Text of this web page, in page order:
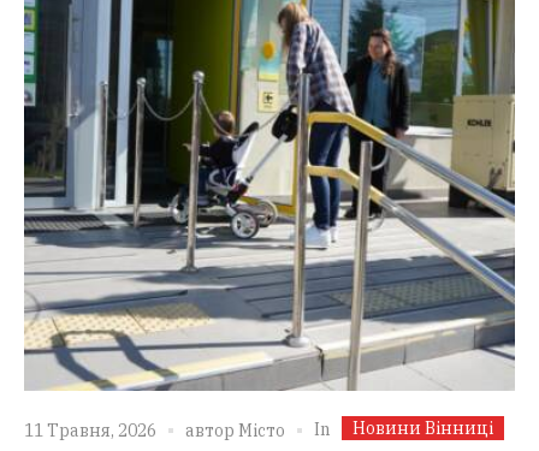
11 Травня, 2026 автор Місто In Новини Вінниці